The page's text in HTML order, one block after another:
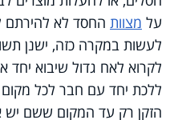
על מצוות החסד לא להירתם
לעשות במקרה כזה, ישנן
לקרוא לאח גדול שיבוא
ללכת יחד עם חבר לכל
הזקן רק עד המקום ששם יש